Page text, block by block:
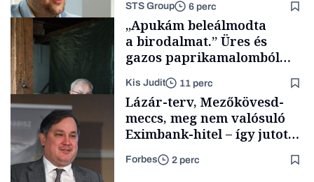
Energia
Támogatói tartalom
STS Group 6 perc
Családi
vállalkozások
„Apukám beleálmodta
a birodalmat.” Üres és
gazos paprikamalomból
lett az igazi családi
fűszersztori
Kis Judit 11 perc
Lázár-terv, Mezőkövesd-
meccs, meg nem valósuló
Eximbank-hitel – így jutott
el a bezárásig a 70 éves
téglagyár
Forbes 2 perc